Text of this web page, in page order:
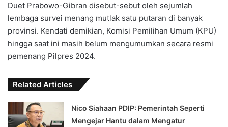
Duet Prabowo-Gibran disebut-sebut oleh sejumlah
lembaga survei menang mutlak satu putaran di banyak
provinsi. Kendati demikian, Komisi Pemilihan Umum (KPU)
hingga saat ini masih belum mengumumkan secara resmi
pemenang Pilpres 2024.
Related Articles
Nico Siahaan PDIP: Pemerintah Seperti
Mengejar Hantu dalam Mengatur